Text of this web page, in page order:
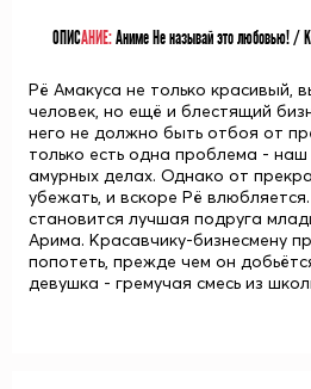
ОПИСАНИЕ:Аниме Не называй это любовью! /
Рё Амакуса не только красивый,
человек, но ещё и блестящий
него не должно быть отбоя от
только есть одна проблема -
амурных делах. Однако от
убежать, и вскоре Рё
становится лучшая подруга
Арима. Красавчику-бизнесмену
попотеть, прежде чем он
девушка - гремучая смесь из